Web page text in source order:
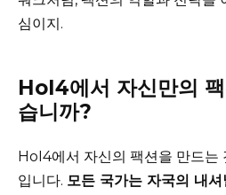
심이지.
HoI4에서 자신만의
습니까?
HoI4에서 자신의 팩션을 만드는
입니다. 모든 국가는 자국의 내